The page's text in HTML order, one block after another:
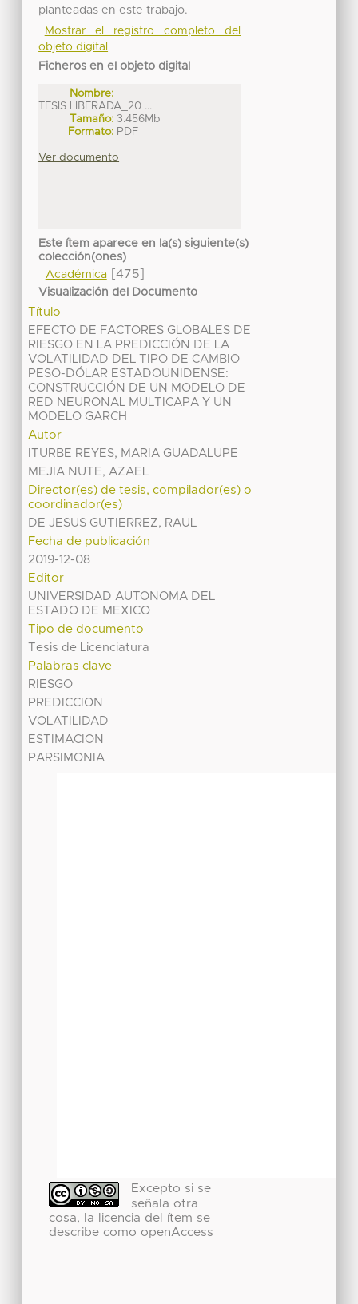
planteadas en este trabajo.
Mostrar el registro completo del
objeto digital
Ficheros en el objeto digital
Nombre:
TESIS LIBERADA_20 ...
Tamaño: 3.456Mb
Formato: PDF
Ver documento
Este ítem aparece en la(s) siguiente(s)
colección(ones)
Académica[475]
Visualización del Documento
Título
EFECTO DE FACTORES GLOBALES DE
RIESGO EN LA PREDICCIÓN DE LA
VOLATILIDAD DEL TIPO DE CAMBIO
PESO-DÓLAR ESTADOUNIDENSE:
CONSTRUCCIÓN DE UN MODELO DE
RED NEURONAL MULTICAPA Y UN
MODELO GARCH
Autor
ITURBE REYES, MARIA GUADALUPE
MEJIA NUTE, AZAEL
Director(es) de tesis, compilador(es) o
coordinador(es)
DE JESUS GUTIERREZ, RAUL
Fecha de publicación
2019-12-08
Editor
UNIVERSIDAD AUTONOMA DEL
ESTADO DE MEXICO
Tipo de documento
Tesis de Licenciatura
Palabras clave
RIESGO
PREDICCION
VOLATILIDAD
ESTIMACION
PARSIMONIA
Excepto si se
señala otra
cosa, la licencia del ítem se
describe como openAccess